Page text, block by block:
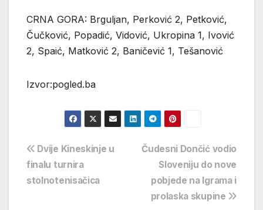
CRNA GORA: Brguljan, Perković 2, Petković,
Čučković, Popadić, Vidović, Ukropina 1, Ivović
2, Spaić, Matković 2, Baničević 1, Tešanović
Izvor:pogled.ba
Navigacija
objava
Čudesni Dončić vodio
Sloveniju do nove
pobjede na Igrama i
prolaska skupine
Dvije Kineskinje u
finalu turnira
stolnotenisačica